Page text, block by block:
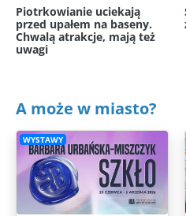
Piotrkowianie uciekają
przed upałem na baseny.
Chwalą atrakcje, mają też
uwagi
A może w miasto?
WYSTAWY